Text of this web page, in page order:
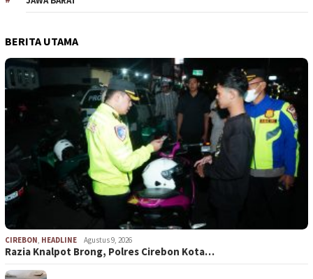
BERITA UTAMA
CIREBON, HEADLINE Agustus 9, 2026
Razia Knalpot Brong, Polres Cirebon Kota…